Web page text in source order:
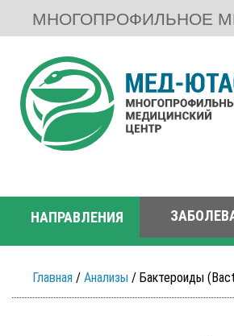
МНОГОПРОФИЛЬНОЕ
НАПРАВЛЕНИЯ
Главная / Анализы / Бактероиды